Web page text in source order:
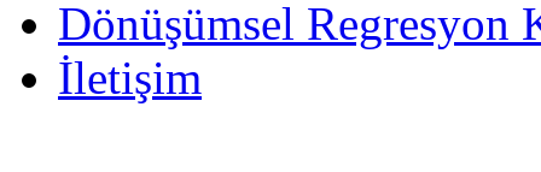
Dönüşümsel Regresyon
İletişim